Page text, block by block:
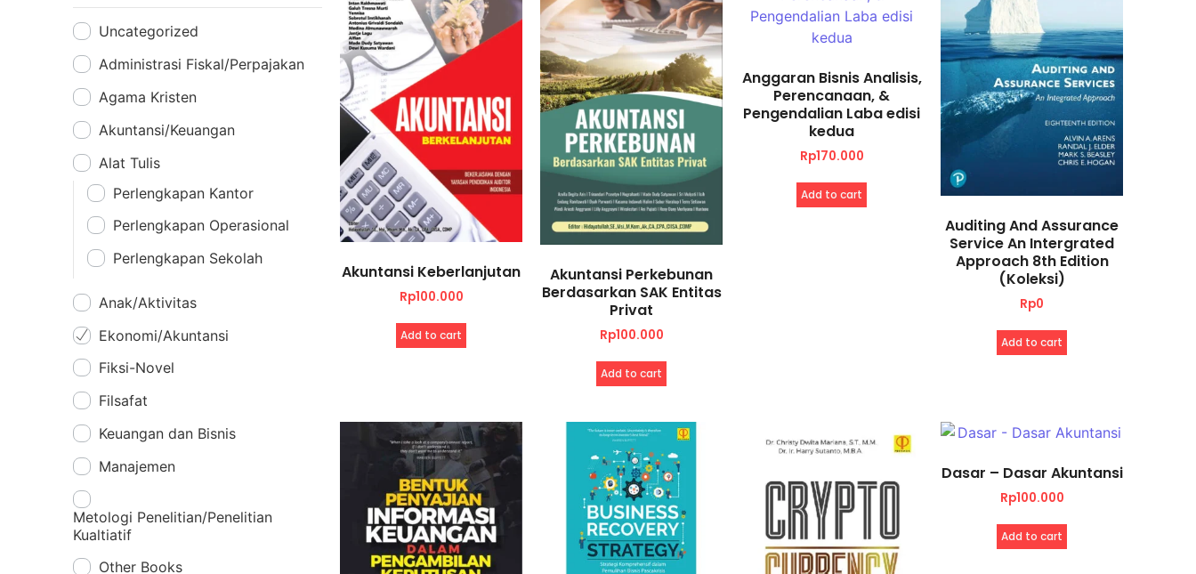
Uncategorized
Administrasi Fiskal/Perpajakan
Agama Kristen
Akuntansi/Keuangan
Alat Tulis
Perlengkapan Kantor
Perlengkapan Operasional
Perlengkapan Sekolah
Anak/Aktivitas
Ekonomi/Akuntansi
Fiksi-Novel
Filsafat
Keuangan dan Bisnis
Manajemen
Metologi Penelitian/Penelitian
Kualtiatif
Other Books
Akuntansi Keberlanjutan
Rp100.000
Add to cart
Akuntansi Perkebunan
Berdasarkan SAK Entitas
Privat
Rp100.000
Add to cart
Anggaran Bisnis Analisis,
Perencanaan, &
Pengendalian Laba edisi
kedua
Rp170.000
Add to cart
Auditing And Assurance
Service An Intergrated
Approach 8th Edition
(Koleksi)
Rp0
Add to cart
Dasar – Dasar Akuntansi
Rp100.000
Add to cart